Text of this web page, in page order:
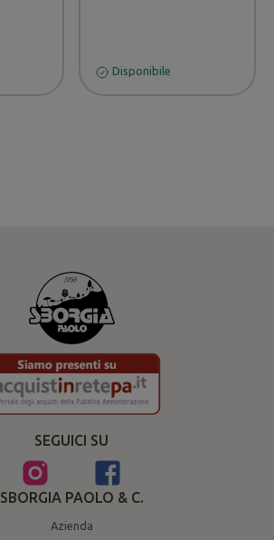
Disponibile
SEGUICI SU
SBORGIA PAOLO & C.
Azienda